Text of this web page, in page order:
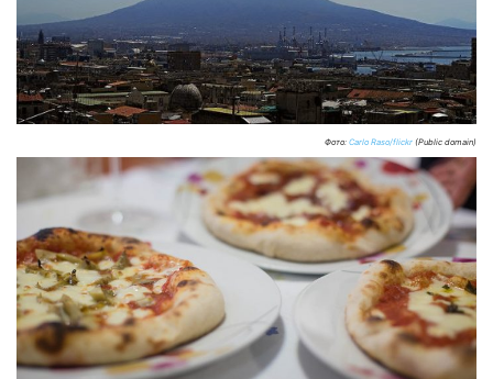
Фото: Carlo Raso/flickr (Public domain)